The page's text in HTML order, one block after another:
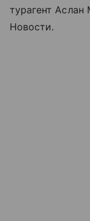
турагент
Новости.